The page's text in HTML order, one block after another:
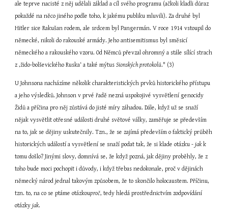
ale teprve nacisté z něj udělali základ a cíl svého programu (ačkoli kladli důraz
pokaždé na něco jiného podle toho, k jakému publiku mluvili). Za druhé byl
Hitler sice Rakušan rodem, ale srdcem byl Pangermán. V roce 1914 vstoupil do
německé, nikoli do rakouské armády. Jeho antisemitismus byl směsicí
německého a rakouského vzoru. Od Němců převzal ohromný a stále sílící strach
z ‚žido-bolševického Ruska‘ a také mýtus Sionských protokolů." (3)
U Johnsona nacházíme několik charakteristických prvků historického přístupu
a jeho výsledků. Johnson v prvé řadě nezná uspokojivé vysvětlení genocidy
Židů a příčina pro něj zůstává do jisté míry záhadou. Dále, když už se snaží
nějak vysvětlit otřesné události druhé světové války, zaměřuje se především
na to, jak se dějiny uskutečnily. Tzn., že se zajímá především o faktický průběh
historických událostí a vysvětlení se snaží podat tak, že si klade otázku - jak k
tomu došlo? Jinými slovy, domnívá se, že když pozná, jak dějiny proběhly, že z
toho bude moci pochopit i důvody, i když třebas nedokonale, proč v dějinách
německý národ jednal takovým způsobem, že to skončilo holocaustem. Příčinu,
tzn. to, na co se ptáme otázkouproč, tedy hledá prostřednictvím zodpovídání
otázky jak.